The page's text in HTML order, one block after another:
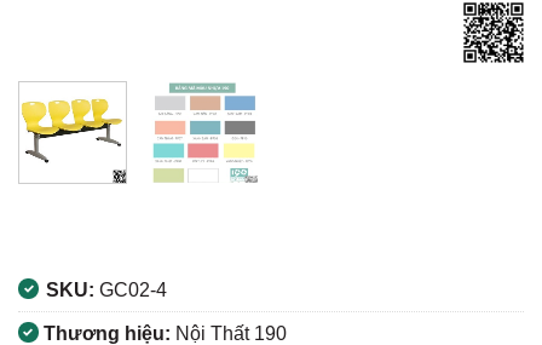
SKU: GC02-4
Thương hiệu: Nội Thất 190